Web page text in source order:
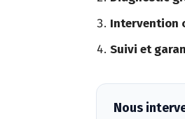
Intervention
Suivi et
Nous